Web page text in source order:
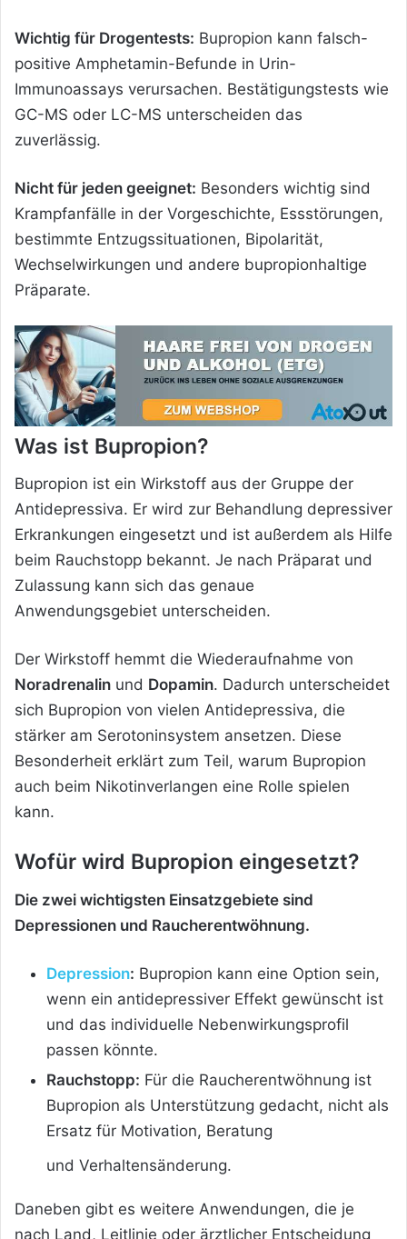
Wichtig für Drogentests: Bupropion kann falsch-
positive Amphetamin-Befunde in Urin-
Immunoassays verursachen. Bestätigungstests wie
GC-MS oder LC-MS unterscheiden das
zuverlässig.
Nicht für jeden geeignet: Besonders wichtig sind
Krampfanfälle in der Vorgeschichte, Essstörungen,
bestimmte Entzugssituationen, Bipolarität,
Wechselwirkungen und andere bupropionhaltige
Präparate.
Was ist Bupropion?
Bupropion ist ein Wirkstoff aus der Gruppe der
Antidepressiva. Er wird zur Behandlung depressiver
Erkrankungen eingesetzt und ist außerdem als Hilfe
beim Rauchstopp bekannt. Je nach Präparat und
Zulassung kann sich das genaue
Anwendungsgebiet unterscheiden.
Der Wirkstoff hemmt die Wiederaufnahme von
Noradrenalin und Dopamin. Dadurch unterscheidet
sich Bupropion von vielen Antidepressiva, die
stärker am Serotoninsystem ansetzen. Diese
Besonderheit erklärt zum Teil, warum Bupropion
auch beim Nikotinverlangen eine Rolle spielen
kann.
Wofür wird Bupropion eingesetzt?
Die zwei wichtigsten Einsatzgebiete sind
Depressionen und Raucherentwöhnung.
Depression: Bupropion kann eine Option sein,
wenn ein antidepressiver Effekt gewünscht ist
und das individuelle Nebenwirkungsprofil
passen könnte.
Rauchstopp: Für die Raucherentwöhnung ist
Bupropion als Unterstützung gedacht, nicht als
Ersatz für Motivation, Beratung
und Verhaltensänderung.
Daneben gibt es weitere Anwendungen, die je
nach Land, Leitlinie oder ärztlicher Entscheidung